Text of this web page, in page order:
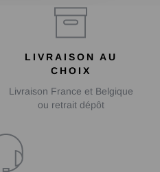
LIVRAISON AU
CHOIX
Livraison France et Belgique
ou retrait dépôt